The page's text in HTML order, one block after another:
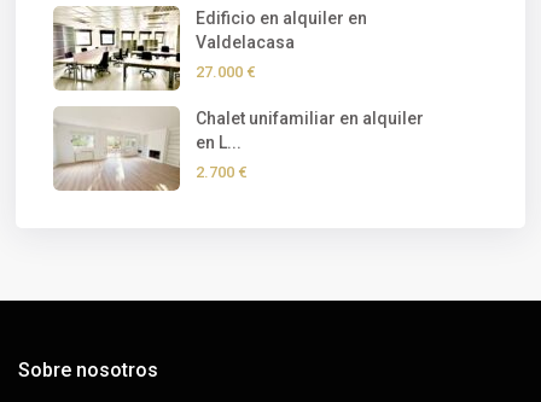
Edificio en alquiler en
Valdelacasa
27.000 €
Chalet unifamiliar en alquiler
en L...
2.700 €
Sobre nosotros